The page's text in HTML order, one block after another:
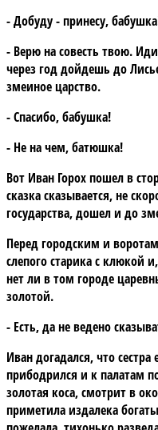
- Добуду - принесу,
- Верю на совесть твою.
через год дойдешь до
змеиное царство.
- Спасибо, бабушка!
- Не на чем, батюшка!
Вот Иван Горох пошел в
сказка сказывается, не
государства, дошел и до
Перед городским и
слепого старика с клюкой
нет ли в том городе
золотой.
- Есть, да не ведено
Иван догадался, что
прибодрился и к палатам
золотая коса, смотрит в
приметила издалека